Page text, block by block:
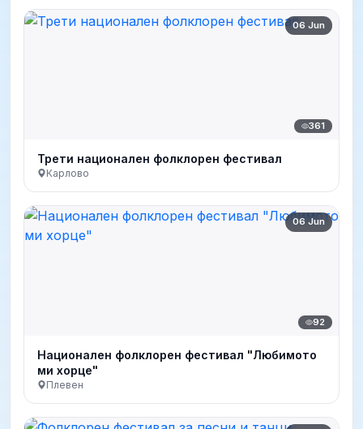
06 Jun
361
Трети национален фолклорен фестивал
Карлово
06 Jun
92
Национален фолклорен фестивал "Любимото
ми хорце"
Плевен